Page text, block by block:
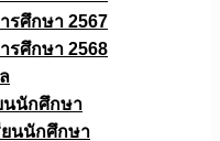
รศึกษา 2567
รศึกษา 2568
นนักศึกษา
ยนนักศึกษา